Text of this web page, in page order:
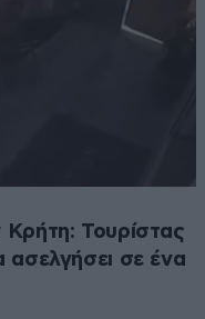
Κρήτη: Τουρίστας
ασελγήσει σε ένα